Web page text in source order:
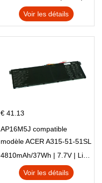
Voir les détails
€ 41.13
AP16M5J compatible
modèle ACER A315-51-51SL
N17Q1 SERIES
4810mAh/37Wh | 7.7V | Li-ion ...
Voir les détails